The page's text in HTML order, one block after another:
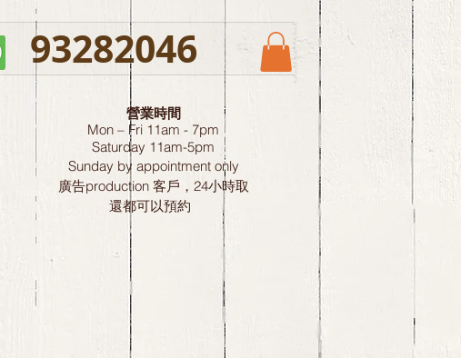
93282046
營業時間
Mon – Fri 11am - 7pm
Saturday 11am-5pm
Sunday by appointment only
廣告production 客戶，24小時取
還都可以預約